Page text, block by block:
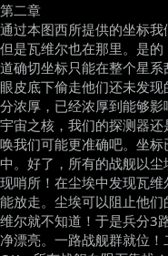
第二章
通过本图西所提供的坐标
但是瓦维尔也在那里。是
道确切坐标只能在整个星
眼皮底下偷走他们还未发
分浓厚，已经浓厚到能够
宇宙之核，我们的探测器
唤我们可能更准确吧。坐
中。好了，所有的战舰以
现哨所！在尘埃中发现瓦
能放走。尘埃可以阻止他
维尔就不知道！于是兵分3
净漂亮。一路战舰群就位！